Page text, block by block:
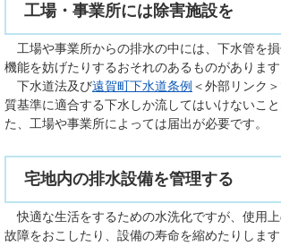
工場・事業所には除害施設を
工場や事業所からの排水の中には、下水管を
機能を妨げたりするおそれのあるものがあります
下水道法及び遠賀町下水道条例 ＜外部リンク＞
質基準に適合する下水しか流してはいけないこ
た、工場や事業所によっては届出が必要です。
宅地内の排水設備を管理する
快適な生活をするための水洗化ですが、使用
故障をおこしたり、設備の寿命を縮めたりします